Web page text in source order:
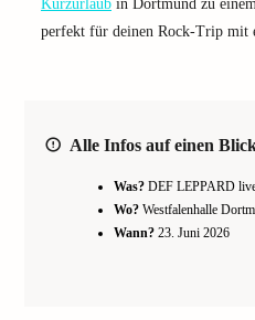
Kurzurlaub in Dortmund zu
perfekt für deinen Rock-Trip mit
Alle Infos auf einen
Was? DEF LEPPARD
Wo? Westfalenhalle
Wann? 23. Juni 2026